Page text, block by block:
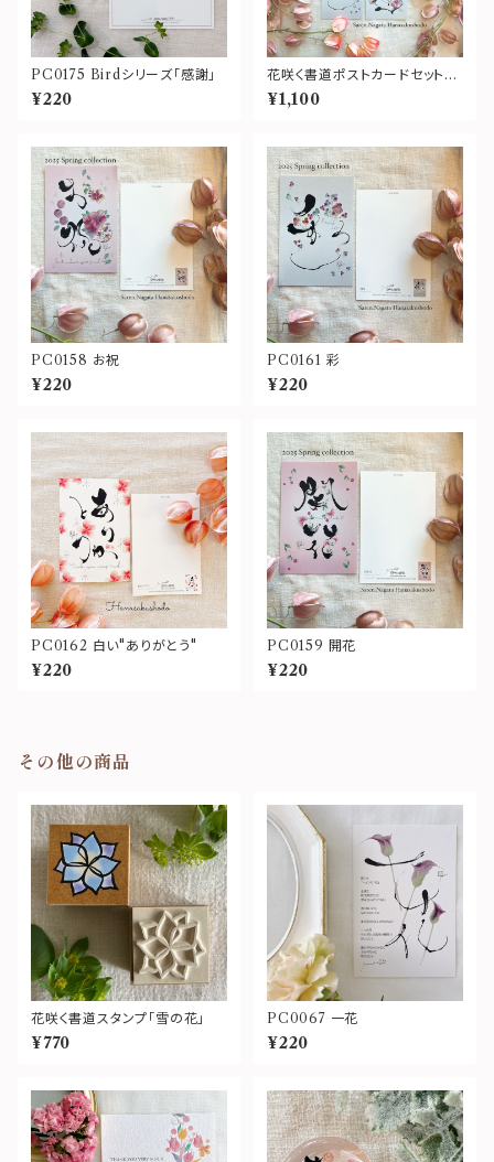
PC0175 Birdシリーズ「感謝」
¥220
花咲く書道ポストカードセット〜
春のNew Postcard〜
¥1,100
PC0158 お祝
¥220
PC0161 彩
¥220
PC0162 白い"ありがとう"
¥220
PC0159 開花
¥220
その他の商品
花咲く書道スタンプ「雪の花」
¥770
PC0067 一花
¥220